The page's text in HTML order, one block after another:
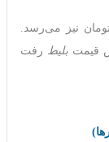
حالت عادی، این اختلاف قیمت به 2,000,000 تومان نیز می‌رسد.
بلیط رفت